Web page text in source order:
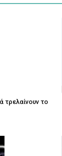
τρελαίνουν το